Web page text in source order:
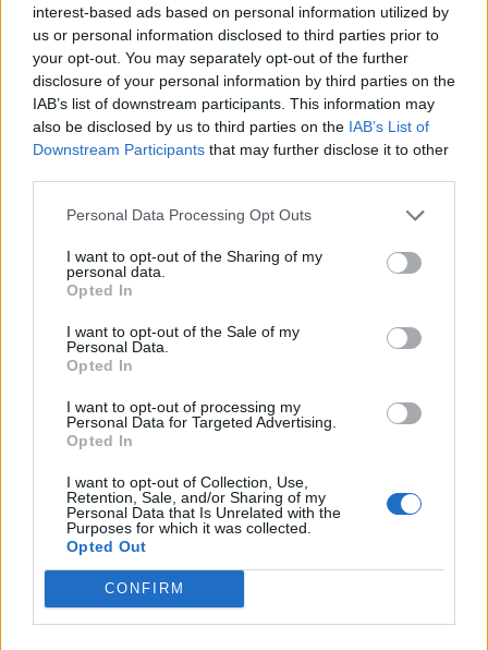
interest-based ads based on personal information utilized by
us or personal information disclosed to third parties prior to
your opt-out. You may separately opt-out of the further
disclosure of your personal information by third parties on the
IAB’s list of downstream participants. This information may
also be disclosed by us to third parties on the IAB’s List of
Downstream Participants that may further disclose it to other
Personal Data Processing Opt Outs
I want to opt-out of the Sharing of my
personal data.
Opted In
I want to opt-out of the Sale of my
Personal Data.
Opted In
I want to opt-out of processing my
Personal Data for Targeted Advertising.
Opted In
I want to opt-out of Collection, Use,
Retention, Sale, and/or Sharing of my
Personal Data that Is Unrelated with the
Purposes for which it was collected.
Opted Out
CONFIRM
Il Tavolara si rinforza dall'Eccellenza: preso Malesa
dopo il bomber Balde
23 Lug 2026
categoria per tornare ad essere una protagonista del calcio sardo. Il
Tavolara ha vinto il campionato di Seconda battendo sul filo di…
Il Tertenia fa un gran colpo e riporta a casa
Mattia Floris dopo 15 anni di serie D
Il Ghilarza a caccia del riscatto: «La Prima?
Faremo un campionato all’altezza della
storia del nostro club»
22 Giu 2026
Il Pirri si riaffida alle mani esperte di